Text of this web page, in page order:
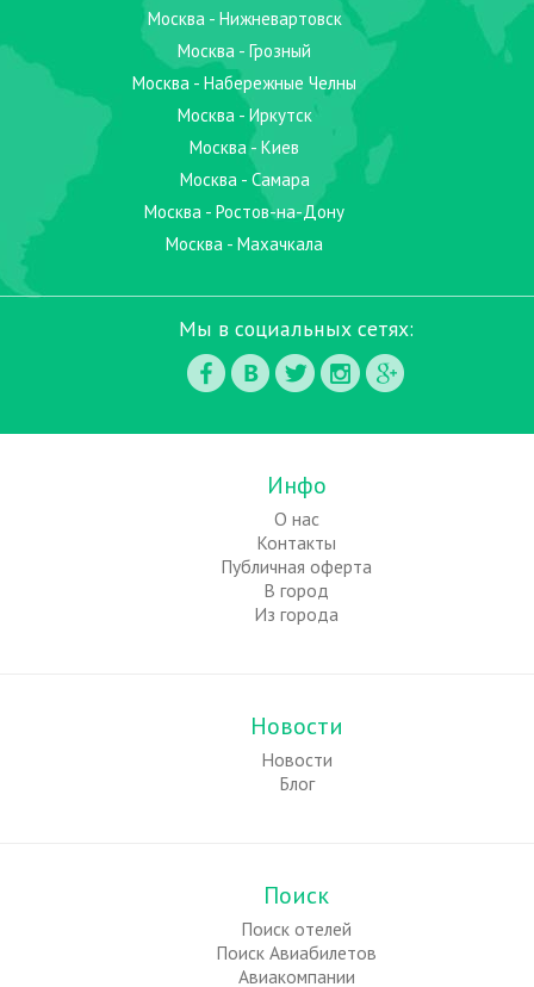
Москва - Нижневартовск
Москва - Грозный
Москва - Набережные Челны
Москва - Иркутск
Москва - Киев
Москва - Самара
Москва - Ростов-на-Дону
Москва - Махачкала
Мы в социальных сетях:
Инфо
О нас
Контакты
Публичная оферта
В город
Из города
Новости
Новости
Блог
Поиск
Поиск отелей
Поиск Авиабилетов
Авиакомпании